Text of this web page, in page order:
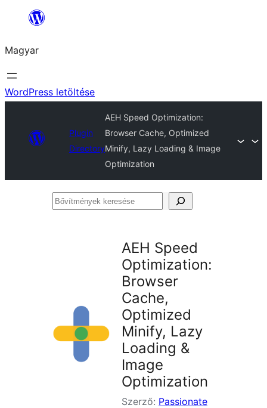
Ugrás
tartalomhoz
Magyar
WordPress letöltése
Plugin
Directory
AEH Speed Optimization:
Browser Cache, Optimized
Minify, Lazy Loading & Image
Optimization
Bővítmények
AEH Speed
Optimization:
Browser
Cache,
Optimized
Minify, Lazy
Loading &
Image
Optimization
Szerző: Passionate